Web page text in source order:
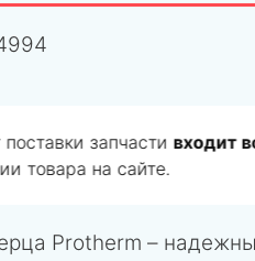
запчасти входит
товара на сайте.
Protherm –